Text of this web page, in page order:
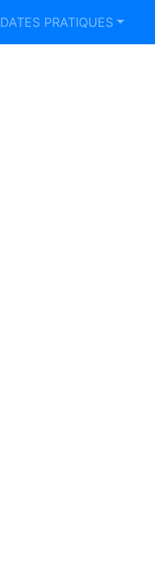
DATES PRATIQUES